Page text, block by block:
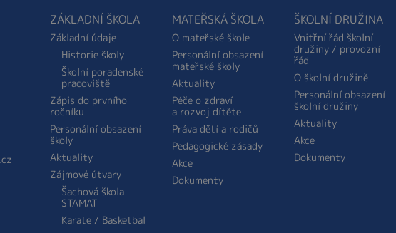
ZÁKLADNÍ ŠKOLA
Základní údaje
Historie školy
Školní poradenské
pracoviště
Zápis do prvního
ročníku
Personální obsazení
školy
Aktuality
Zájmové útvary
Šachová škola
STAMAT
Karate / Basketbal
MATEŘSKÁ ŠKOLA
O mateřské škole
Personální obsazení
mateřské školy
Aktuality
Péče o zdraví
a rozvoj dítěte
Práva dětí a rodičů
Pedagogické zásady
Akce
Dokumenty
ŠKOLNÍ DRUŽINA
Vnitřní řád školní
družiny / provozní
řád
O školní družině
Personální obsazení
školní družiny
Aktuality
Akce
Dokumenty